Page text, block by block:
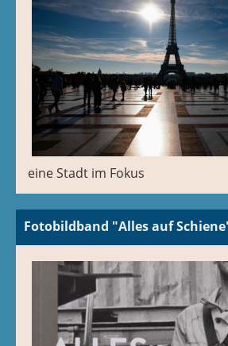
eine Stadt im Fokus